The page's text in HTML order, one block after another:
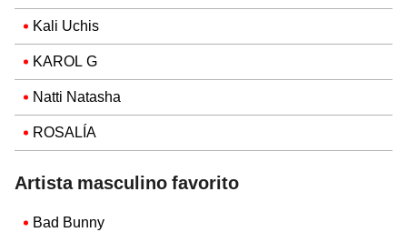
Kali Uchis
KAROL G
Natti Natasha
ROSALÍA
Artista masculino favorito
Bad Bunny